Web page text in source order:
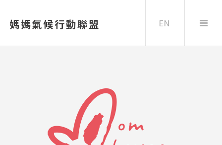
媽媽氣候行動聯盟 EN